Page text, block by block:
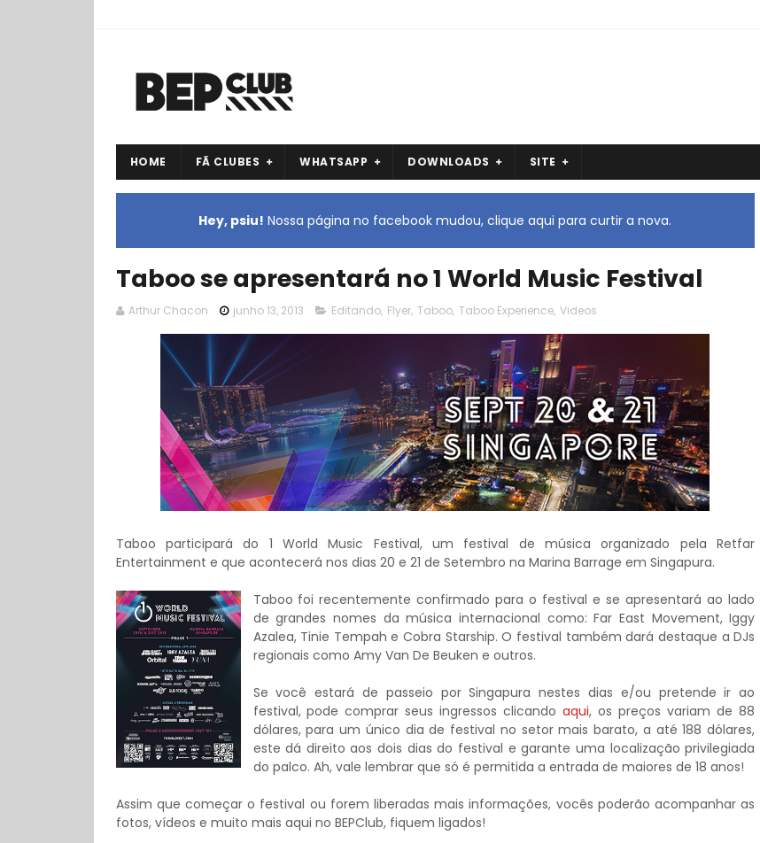
HOME FÃ CLUBES WHATSAPP DOWNLOADS SITE
Hey, psiu! Nossa página no facebook mudou, clique aqui para curtir a nova.
Taboo se apresentará no 1 World Music Festival
Arthur Chacon junho 13, 2013 Editando, Flyer, Taboo, Taboo Experience, Videos
Taboo participará do 1 World Music Festival, um festival de música organizado pela Retfar
Entertainment e que acontecerá nos dias 20 e 21 de Setembro na Marina Barrage em Singapura.
Taboo foi recentemente confirmado para o festival e se apresentará ao lado
de grandes nomes da música internacional como: Far East Movement, Iggy
Azalea, Tinie Tempah e Cobra Starship. O festival também dará destaque a DJs
regionais como Amy Van De Beuken e outros.
Se você estará de passeio por Singapura nestes dias e/ou pretende ir ao
festival, pode comprar seus ingressos clicandoaqui, os preços variam de 88
dólares, para um único dia de festival no setor mais barato, a até 188 dólares,
este dá direito aos dois dias do festival e garante uma localização privilegiada
do palco. Ah, vale lembrar que só é permitida a entrada de maiores de 18 anos!
Assim que começar o festival ou forem liberadas mais informações, vocês poderão acompanhar as
fotos, vídeos e muito mais aqui no BEPClub, fiquem ligados!